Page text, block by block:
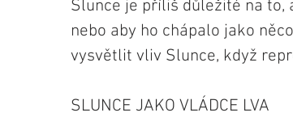
Slunce je příliš důležité na to,
nebo aby ho chápalo jako
vysvětlit vliv Slunce, když
SLUNCE JAKO VLÁDCE LVA